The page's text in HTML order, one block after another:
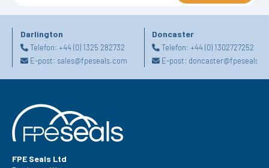
Darlington
Telefon: +44 (0) 1325 282732
E-post: sales@fpeseals.com
Doncaster
Telefon:+44 (0) 1302727252
E-post:
FPE Seals Ltd